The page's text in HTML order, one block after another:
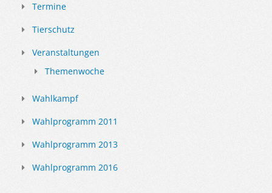
Termine
Tierschutz
Veranstaltungen
Themenwoche
Wahlkampf
Wahlprogramm 2011
Wahlprogramm 2013
Wahlprogramm 2016